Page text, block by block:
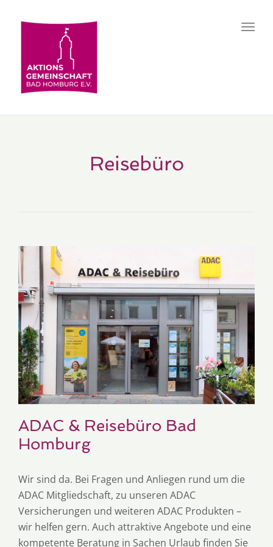
Reisebüro
ADAC & Reisebüro Bad
Homburg
Wir sind da. Bei Fragen und Anliegen rund um die
ADAC Mitgliedschaft, zu unseren ADAC
Versicherungen und weiteren ADAC Produkten –
wir helfen gern. Auch attraktive Angebote und eine
kompetente Beratung in Sachen Urlaub finden Sie